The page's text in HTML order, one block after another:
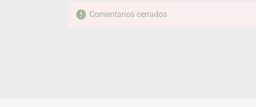
Comentarios cerrados